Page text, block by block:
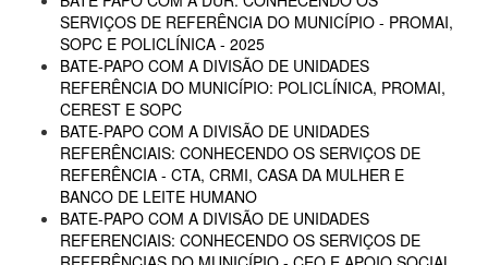
SERVIÇOS DE REFERÊNCIA DO MUNICÍPIO - PROMAI,
SOPC E POLICLÍNICA - 2025
BATE-PAPO COM A DIVISÃO DE UNIDADES
REFERÊNCIA DO MUNICÍPIO: POLICLÍNICA, PROMAI,
CEREST E SOPC
BATE-PAPO COM A DIVISÃO DE UNIDADES
REFERÊNCIAIS: CONHECENDO OS SERVIÇOS DE
REFERÊNCIA - CTA, CRMI, CASA DA MULHER E
BANCO DE LEITE HUMANO
BATE-PAPO COM A DIVISÃO DE UNIDADES
REFERENCIAIS: CONHECENDO OS SERVIÇOS DE